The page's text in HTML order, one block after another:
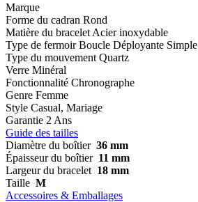
Marque
Forme du cadran Rond
Matière du bracelet Acier inoxydable
Type de fermoir Boucle Déployante Simple
Type du mouvement Quartz
Verre Minéral
Fonctionnalité Chronographe
Genre Femme
Style Casual, Mariage
Garantie 2 Ans
Guide des tailles
Diamètre du boîtier 36 mm
Épaisseur du boîtier 11 mm
Largeur du bracelet 18 mm
Taille M
Accessoires & Emballages